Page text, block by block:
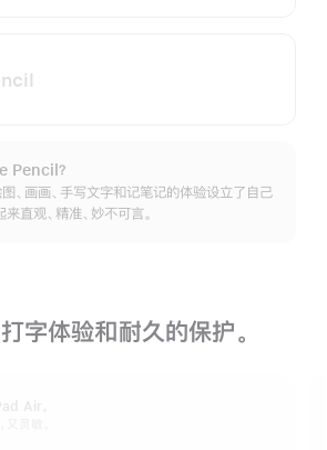
Pencil？
画画、手写文字和记笔记的体验设立了自己
直观、精准、妙不可言。
字体验和耐久的保‍护。